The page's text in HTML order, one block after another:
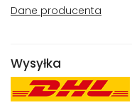
Dane producenta
Wysyłka